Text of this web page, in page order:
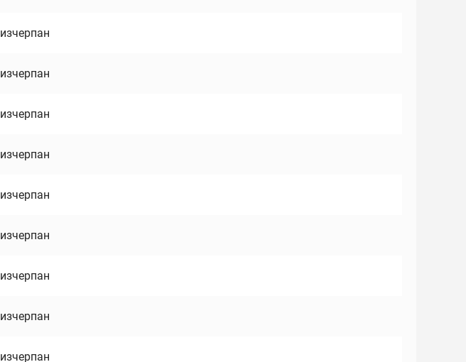
изчерпан
изчерпан
изчерпан
изчерпан
изчерпан
изчерпан
изчерпан
изчерпан
изчерпан